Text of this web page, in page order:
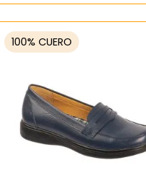
100% CUERO